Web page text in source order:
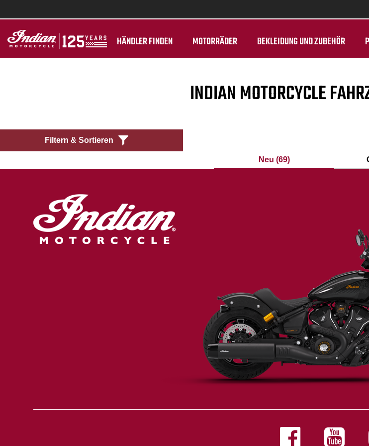
HÄNDLER FINDEN MOTORRÄDER BEKLEIDUNG UND ZUBEHÖR
INDIAN MOTORCYCLE
Filtern & Sortieren
Neu (69)